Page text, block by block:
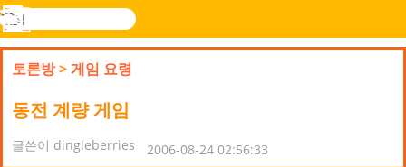
Novel
검
색
로그
메
뉴
토론방>게임 요령
동전 계량 게임
글쓴이 dingleberries 2006-08-24 02:56:33